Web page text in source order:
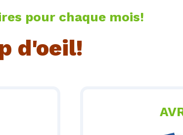
pour chaque mois!
d'oeil!